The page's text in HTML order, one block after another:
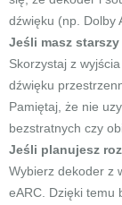
dźwięku (np. Dolby
Jeśli masz
Skorzystaj z
dźwięku
Pamiętaj, że nie
bezstratnych czy
Jeśli planujesz
Wybierz dekoder z
eARC. Dzięki temu